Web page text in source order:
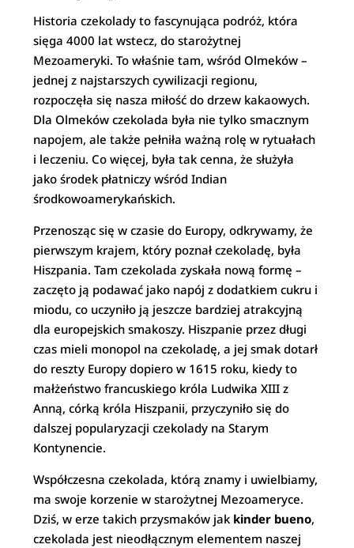
Historia czekolady to fascynująca podróż, która
sięga 4000 lat wstecz, do starożytnej
Mezoameryki. To właśnie tam, wśród Olmeków –
jednej z najstarszych cywilizacji regionu,
rozpoczęła się nasza miłość do drzew kakaowych.
Dla Olmeków czekolada była nie tylko smacznym
napojem, ale także pełniła ważną rolę w rytuałach
i leczeniu. Co więcej, była tak cenna, że służyła
jako środek płatniczy wśród Indian
środkowoamerykańskich.
Przenosząc się w czasie do Europy, odkrywamy, że
pierwszym krajem, który poznał czekoladę, była
Hiszpania. Tam czekolada zyskała nową formę –
zaczęto ją podawać jako napój z dodatkiem cukru i
miodu, co uczyniło ją jeszcze bardziej atrakcyjną
dla europejskich smakoszy. Hiszpanie przez długi
czas mieli monopol na czekoladę, a jej smak dotarł
do reszty Europy dopiero w 1615 roku, kiedy to
małżeństwo francuskiego króla Ludwika XIII z
Anną, córką króla Hiszpanii, przyczyniło się do
dalszej popularyzacji czekolady na Starym
Kontynencie.
Współczesna czekolada, którą znamy i uwielbiamy,
ma swoje korzenie w starożytnej Mezoameryce.
Dziś, w erze takich przysmaków jak kinder bueno,
czekolada jest nieodłącznym elementem naszej